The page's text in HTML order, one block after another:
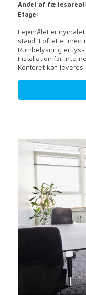
Andel af fællesareal:
Etage:
Lejemålet er
stand. Loftet er med
Rumbelysning er
Installation for
Kontoret kan leveres